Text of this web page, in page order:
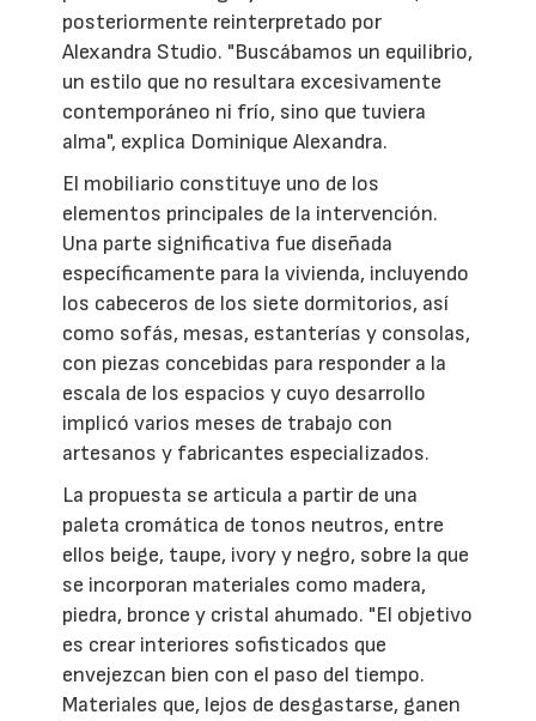
posteriormente reinterpretado por
Alexandra Studio. "Buscábamos un equilibrio,
un estilo que no resultara excesivamente
contemporáneo ni frío, sino que tuviera
alma", explica Dominique Alexandra.
El mobiliario constituye uno de los
elementos principales de la intervención.
Una parte significativa fue diseñada
específicamente para la vivienda, incluyendo
los cabeceros de los siete dormitorios, así
como sofás, mesas, estanterías y consolas,
con piezas concebidas para responder a la
escala de los espacios y cuyo desarrollo
implicó varios meses de trabajo con
artesanos y fabricantes especializados.
La propuesta se articula a partir de una
paleta cromática de tonos neutros, entre
ellos beige, taupe, ivory y negro, sobre la que
se incorporan materiales como madera,
piedra, bronce y cristal ahumado. "El objetivo
es crear interiores sofisticados que
envejezcan bien con el paso del tiempo.
Materiales que, lejos de desgastarse, ganen